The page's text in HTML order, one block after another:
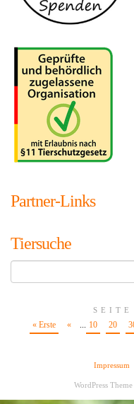
Partner-Links
Tiersuche
« Erste « ... 10 20
Impressum
WordPress